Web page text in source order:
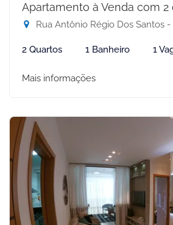
Apartamento à Venda com 2
Rua Antônio Régio Dos Santos -
2 Quartos 1 Banheiro 1
Mais informações